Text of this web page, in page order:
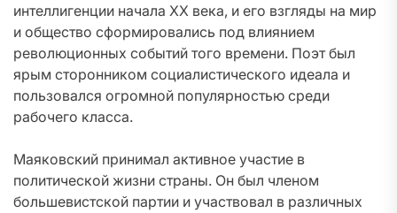
интеллигенции начала ХХ века, и его взгляды на мир
и общество сформировались под влиянием
революционных событий того времени. Поэт был
ярым сторонником социалистического идеала и
пользовался огромной популярностью среди
рабочего класса.
Маяковский принимал активное участие в
политической жизни страны. Он был членом
большевистской партии и участвовал в различных